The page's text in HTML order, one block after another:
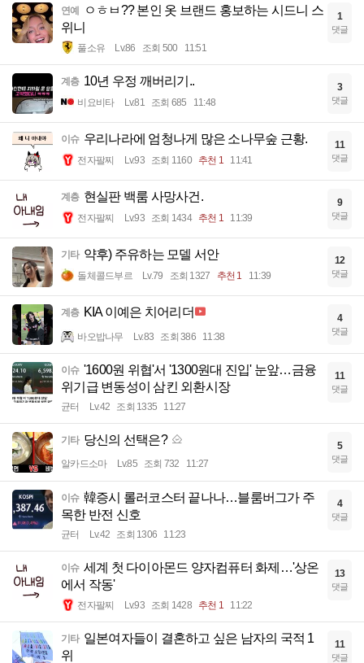
연예
ㅇㅎㅂ?? 본인 옷 브랜드 홍보하는 시드니 스
위니
풀소유 Lv.86 조회 500 11:51
1
댓글
계층 10년 우정 깨버리기..
비요비타 Lv.81 조회 685 11:48
3
댓글
이슈 우리나라에 엄청나게 많은 소나무숲 근황.
전자팔찌 Lv.93 조회 1160 추천 1 11:41
11
댓글
계층 현실판 백룸 사망사건.
전자팔찌 Lv.93 조회 1434 추천 1 11:39
9
댓글
기타 약후) 주유하는 모델 서안
돌체콜드부르 Lv.79 조회 1327 추천 1 11:39
12
댓글
계층 KIA 이예은 치어리더
바오밥나무 Lv.83 조회 386 11:38
4
댓글
이슈 '1600원 위협'서 '1300원대 진입' 눈앞…금융
위기급 변동성이 삼킨 외환시장
균터 Lv.42 조회 1335 11:27
11
댓글
기타 당신의 선택은?
알카드소마 Lv.85 조회 732 11:27
5
댓글
이슈 韓증시 롤러코스터 끝나나…블룸버그가 주
목한 반전 신호
균터 Lv.42 조회 1306 11:23
4
댓글
이슈 세계 첫 다이아몬드 양자컴퓨터 화제…'상온
에서 작동'
전자팔찌 Lv.93 조회 1428 추천 1 11:22
13
댓글
기타 일본여자들이 결혼하고 싶은 남자의 국적 1
위
11
댓글